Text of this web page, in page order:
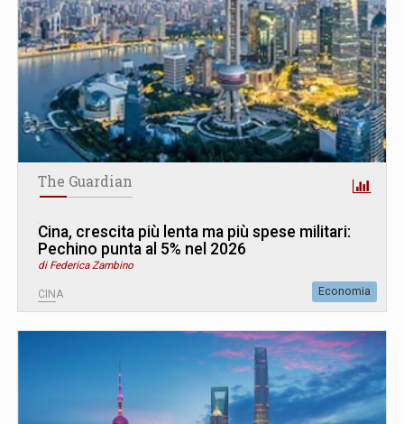
The Guardian
Cina, crescita più lenta ma più spese militari:
Pechino punta al 5% nel 2026
di Federica Zambino
CINA Economia